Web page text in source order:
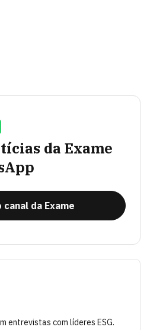
da Exame
canal da Exame
entrevistas com líderes ESG.